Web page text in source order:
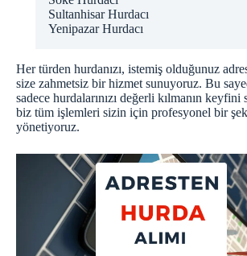
Sultanhisar Hurdacı
Yenipazar Hurdacı
Her türden hurdanızı, istemiş olduğunuz
size zahmetsiz bir hizmet sunuyoruz. Bu
sadece hurdalarınızı değerli kılmanın keyfini
biz tüm işlemleri sizin için profesyonel bir
yönetiyoruz.